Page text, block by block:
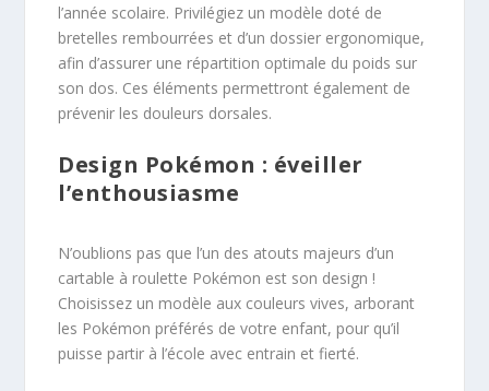
l’année scolaire. Privilégiez un modèle doté de
bretelles rembourrées et d’un dossier ergonomique,
afin d’assurer une répartition optimale du poids sur
son dos. Ces éléments permettront également de
prévenir les douleurs dorsales.
Design Pokémon : éveiller
l’enthousiasme
N’oublions pas que l’un des atouts majeurs d’un
cartable à roulette Pokémon est son design !
Choisissez un modèle aux couleurs vives, arborant
les Pokémon préférés de votre enfant, pour qu’il
puisse partir à l’école avec entrain et fierté.